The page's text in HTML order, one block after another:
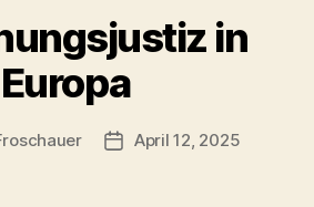
in
Europa
Beitragsdatum
April 12, 2025